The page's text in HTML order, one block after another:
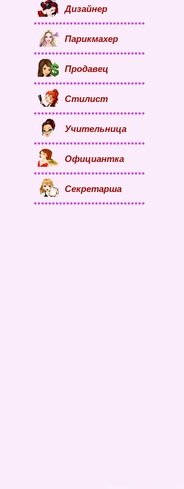
Дизайнер
Парикмахер
Продавец
Стилист
Учительница
Официантка
Секретарша